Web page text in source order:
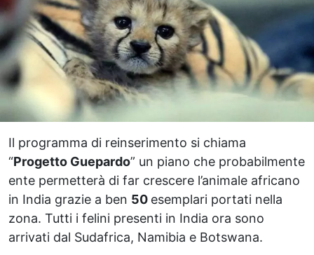
Il programma di reinserimento si chiama
“Progetto Guepardo” un piano che probabilmente
ente permetterà di far crescere l’animale africano
in India grazie a ben 50 esemplari portati nella
zona. Tutti i felini presenti in India ora sono
arrivati dal Sudafrica, Namibia e Botswana.